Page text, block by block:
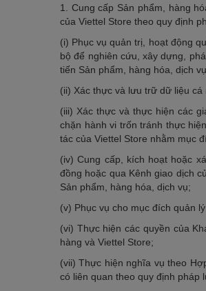
1. Cung cấp Sản phẩm, hàng
của Viettel Store theo quy định
(i) Phục vụ quản trị, hoạt động
bộ để nghiên cứu, xây dựng,
tiến Sản phẩm, hàng hóa, dịch
(ii) Xác thực và lưu trữ dữ liệu
(iii) Xác thực và thực hiện các
chặn hành vi trốn tránh thực
tác của Viettel Store nhằm mục
(iv) Cung cấp, kích hoạt hoặc
đồng hoặc qua Kênh giao dịch
Sản phẩm, hàng hóa, dịch vụ;
(v) Phục vụ cho mục đích quản
(vi) Thực hiện các quyền của
hàng và Viettel Store;
(vii) Thực hiện nghĩa vụ theo
có liên quan theo quy định pháp